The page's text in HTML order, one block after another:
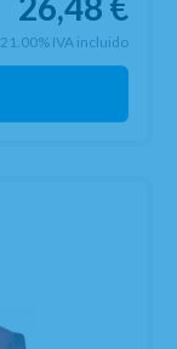
21.00% IVA incluido